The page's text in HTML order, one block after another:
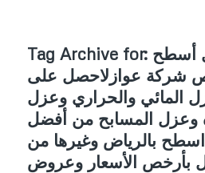
Tag Archive for: أسطح
شركة عوازلاحصل على
المائي والحراري وعزل
وعزل المسابح من أفضل
بالرياض وغيرها من
بأرخص الأسعار وعروض